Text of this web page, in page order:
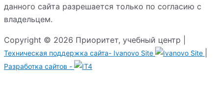
данного сайта разрешается только по согласию с
владельцем.
Copyright © 2026 Приоритет, учебный центр |
Техническая поддержка сайта- Ivanovo Site
Разработка сайтов -